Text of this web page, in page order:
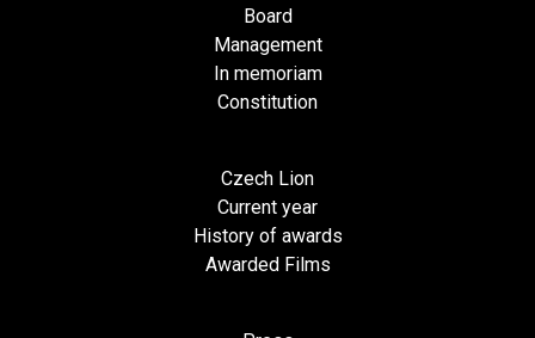
Board
Management
In memoriam
Constitution
Czech Lion
Current year
History of awards
Awarded Films